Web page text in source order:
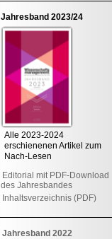
Jahresband 2023/24
Alle 2023-2024
erschienenen Artikel zum
Nach-Lesen
Editorial mit PDF-Download
des Jahresbandes
Inhaltsverzeichnis (PDF)
Jahresband 2022